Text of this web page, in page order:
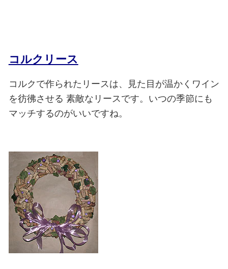
コルクリース
コルクで作られたリースは、見た目が温かくワイン
を彷彿させる 素敵なリースです。いつの季節にも
マッチするのがいいですね。